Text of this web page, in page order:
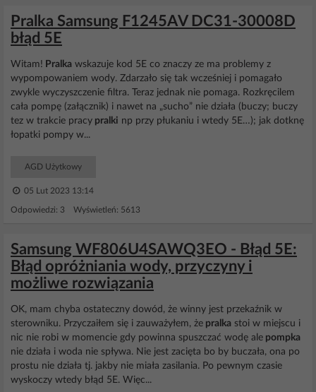
Pralka Samsung F1245AV DC31-30008D
błąd 5E
Witam! Pralka wskazuje kod 5E co znaczy ze ma problemy z
wypompowaniem wody. Zdarzało się tak wcześniej i pomagało
zwykle wyczyszczenie filtra. Teraz jednak nie pomaga. Rozkręcilem
cała pompę (załącznik) i nawet na „sucho” nie działa (buczy; buczy
tez w trakcie pracy pralki np przy płukaniu i wtedy 5E…); jak dotknę
łopatki pompy w...
AGD Użytkowy
05 Lut 2023 13:14
Odpowiedzi: 3 Wyświetleń: 5613
Samsung WF806U4SAWQ3EO - Błąd 5E:
Błąd opróżniania wody, przyczyny i
możliwe rozwiązania
OK, mam chyba ostateczny dowód, że winny jest przekaźnik w
sterowniku. Przyczaiłem się i zauważyłem, że pralka stoi w miejscu i
nic nie robi w momencie gdy powinna spuszczać wodę ale pompka
nie działa i woda nie spływa. Nie jest zacięta bo by buczała, ona po
prostu nie działa tj. jakby nie miała zasilania. Po pewnym czasie
wyskoczy wtedy błąd 5E. Więc...